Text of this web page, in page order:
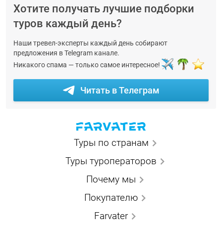
Хотите получать лучшие подборки
туров каждый день?
Наши тревел-эксперты каждый день собирают
предложения в Telegram канале.
Никакого спама — только самое интересное!
Читать в Телеграм
Туры по странам
Туры туроператоров
Почему мы
Покупателю
Farvater